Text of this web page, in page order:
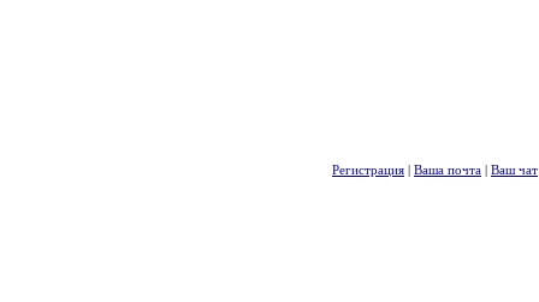
Регистрация | Ваша почта | Ваш чат